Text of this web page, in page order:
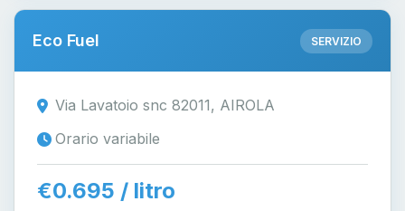
Eco Fuel SERVIZIO
Via Lavatoio snc 82011, AIROLA
Orario variabile
€0.695 / litro